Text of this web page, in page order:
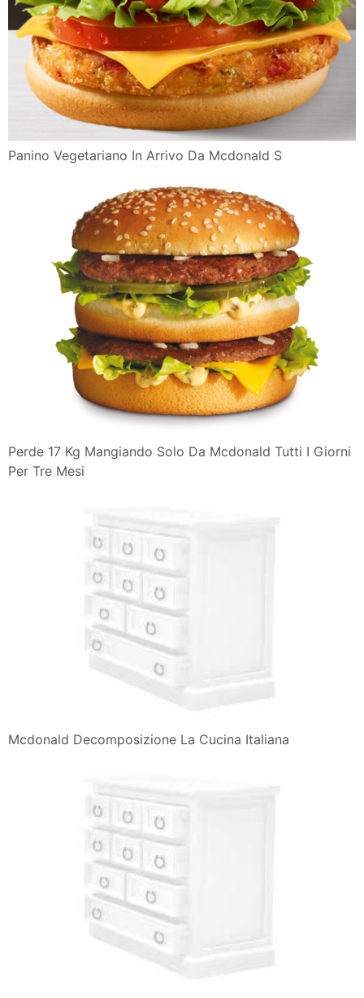
Panino Vegetariano In Arrivo Da Mcdonald S
Perde 17 Kg Mangiando Solo Da Mcdonald Tutti I Giorni
Per Tre Mesi
Mcdonald Decomposizione La Cucina Italiana